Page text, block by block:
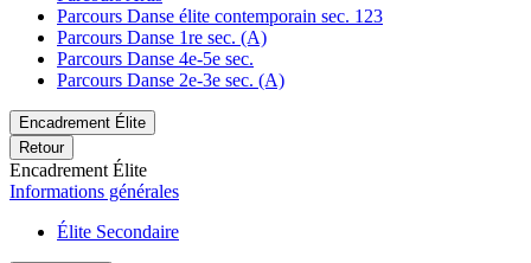
Parcours Danse élite contemporain sec. 123
Parcours Danse 1re sec. (A)
Parcours Danse 4e-5e sec.
Parcours Danse 2e-3e sec. (A)
Encadrement Élite
Retour
Encadrement Élite
Informations générales
Élite Secondaire